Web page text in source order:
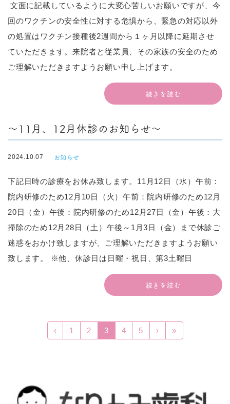
文面に記載しているように大変心苦しいお願いですが、今
回のワクチンの安全性に対する危惧から、緊急の対応以外
の処置はワクチン接種後2週間から１ヶ月以降に延期させ
ていただきます。来院者と従業員、その家族の安全のため
ご理解いただきますようお願い申し上げます。
続きを読む
～11月、12月休診のお知らせ～
2024.10.07 お知らせ
下記日時の診療をお休み致します。11月12日（水）午前：
院内研修のため12月10日（火）午前：院内研修のため12月
20日（金）午後：院内研修のため12月27日（金）午後：大
掃除のため12月28日（土）午後～1月3日（金）まで休診ご
迷惑をおかけ致しますが、ご理解いただきますようお願い
致します。 ※他、休診日は日曜・祝日、第3土曜日
続きを読む
‹ 1 2 3 4 5 › »